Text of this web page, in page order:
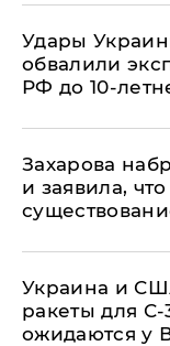
Удары
обвалили
РФ до 10-
​Захарова
и заявила,
Украина и
ракеты для С-
ожидаются у